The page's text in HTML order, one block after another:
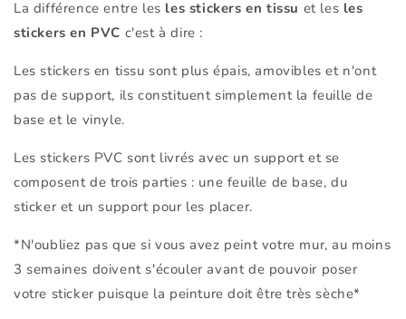
La différence entre les les stickers en tissu et les les
stickers en PVC c'est à dire :
Les stickers en tissu sont plus épais, amovibles et n'ont
pas de support, ils constituent simplement la feuille de
base et le vinyle.
Les stickers PVC sont livrés avec un support et se
composent de trois parties : une feuille de base, du
sticker et un support pour les placer.
*N'oubliez pas que si vous avez peint votre mur, au moins
3 semaines doivent s'écouler avant de pouvoir poser
votre sticker puisque la peinture doit être très sèche*